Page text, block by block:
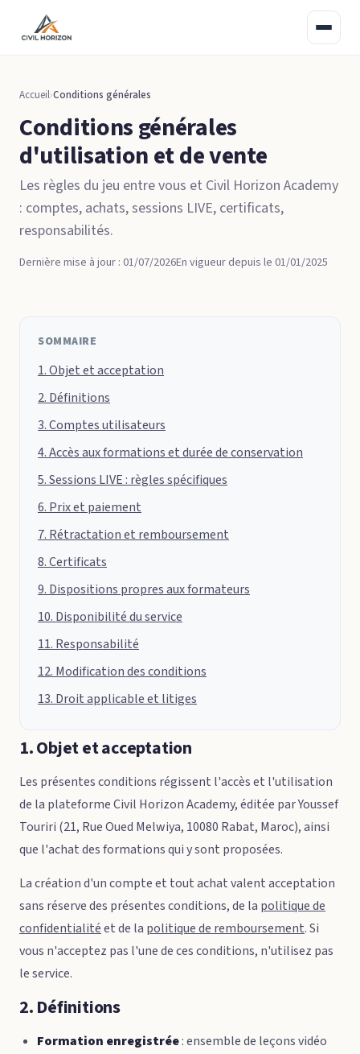
Accueil Conditions générales
Conditions générales
d'utilisation et de vente
Les règles du jeu entre vous et Civil Horizon Academy
: comptes, achats, sessions LIVE, certificats,
responsabilités.
Dernière mise à jour : 01/07/2026En vigueur depuis le 01/01/2025
SOMMAIRE
1. Objet et acceptation
2. Définitions
3. Comptes utilisateurs
4. Accès aux formations et durée de conservation
5. Sessions LIVE : règles spécifiques
6. Prix et paiement
7. Rétractation et remboursement
8. Certificats
9. Dispositions propres aux formateurs
10. Disponibilité du service
11. Responsabilité
12. Modification des conditions
13. Droit applicable et litiges
1. Objet et acceptation
Les présentes conditions régissent l'accès et l'utilisation
de la plateforme Civil Horizon Academy, éditée par Youssef
Touriri (21, Rue Oued Melwiya, 10080 Rabat, Maroc), ainsi
que l'achat des formations qui y sont proposées.
La création d'un compte et tout achat valent acceptation
sans réserve des présentes conditions, de la politique de
confidentialitéet de la politique de remboursement. Si
vous n'acceptez pas l'une de ces conditions, n'utilisez pas
le service.
2. Définitions
Formation enregistrée: ensemble de leçons vidéo